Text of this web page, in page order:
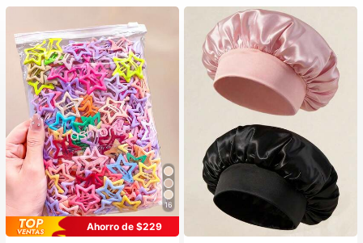
16
Ahorro de $229
#1 Más vendidos
en Multicolor Gorros para el pelo para mujer
Establecido hace 1 año